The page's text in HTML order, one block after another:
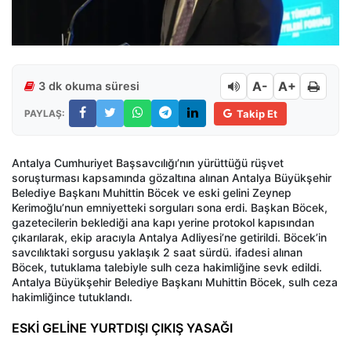
3 dk okuma süresi A- A+
PAYLAŞ: Takip Et
Antalya Cumhuriyet Başsavcılığı’nın yürüttüğü rüşvet
soruşturması kapsamında gözaltına alınan Antalya Büyükşehir
Belediye Başkanı Muhittin Böcek ve eski gelini Zeynep
Kerimoğlu’nun emniyetteki sorguları sona erdi. Başkan Böcek,
gazetecilerin beklediği ana kapı yerine protokol kapısından
çıkarılarak, ekip aracıyla Antalya Adliyesi’ne getirildi. Böcek’in
savcılıktaki sorgusu yaklaşık 2 saat sürdü. ifadesi alınan
Böcek, tutuklama talebiyle sulh ceza hakimliğine sevk edildi.
Antalya Büyükşehir Belediye Başkanı Muhittin Böcek, sulh ceza
hakimliğince tutuklandı.
ESKİ GELİNE YURTDIŞI ÇIKIŞ YASAĞI